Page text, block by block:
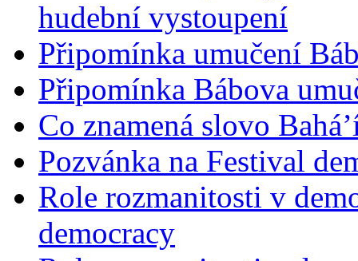
hudební vystoupení
Připomínka umučení
Připomínka Bábova
Co znamená slovo
Pozvánka na Festival
Role rozmanitosti v
democracy